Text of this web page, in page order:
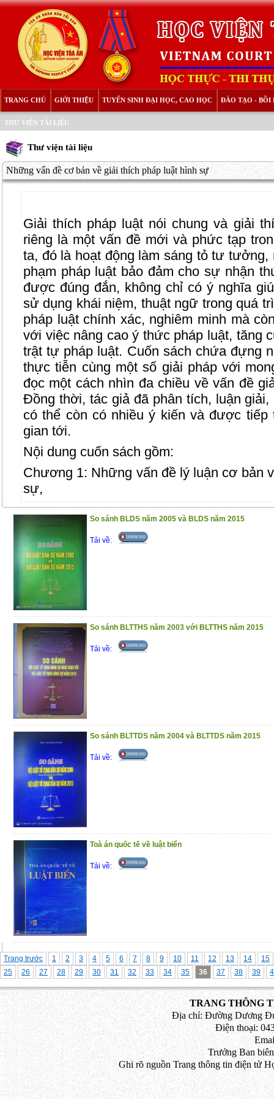
TRANG CHỦ GIỚI THIỆU TUYỂN SINH ĐẠI HỌC, CAO HỌC ĐÀO TẠO - BỒI
THƯ VIỆN TÀI LIỆU
Thư viện tài liệu
Những vấn đề cơ bản về giải thích pháp luật hình sự
Giải thích pháp luật nói chung và giải
riêng là một vấn đề mới và phức tạp
ta, đó là hoạt động làm sáng tỏ tư tưởng,
phạm pháp luật bảo đảm cho sự nhận
được đúng đắn, không chỉ có ý nghĩa
sử dụng khái niệm, thuật ngữ trong quá
pháp luật chính xác, nghiêm minh mà
với việc nâng cao ý thức pháp luật, tăng
trật tự pháp luật. Cuốn sách chứa đựng
thực tiễn cùng một số giải pháp với
đọc một cách nhìn đa chiều về vấn đề
Đồng thời, tác giả đã phân tích, luận
có thể còn có nhiều ý kiến và được tiếp
gian tới.
Nội dung cuốn sách gồm:
Chương 1: Những vấn đề lý luận cơ bản
sự,
Chương 2: Thực trạng giải thích pháp
Chương 3: Một số giải pháp tăng cường
thức pháp luật hình sự ở Việt Nam
(2/12/2020)
So sánh BLDS năm 2005 và BLDS năm 2015
Tải về:
So sánh BLTTHS năm 2003 với BLTTHS năm 2015
Tải về:
So sánh BLTTDS năm 2004 và BLTTDS năm 2015
Tải về:
Toà án quốc tế về luật biển
Tải về:
Trang trước 1 2 3 4 5 6 7 8 9 10 11 12 13 14
15
25
26 27 28 29 30 31 32 33 34 35 36 37 38 39
TRANG THÔNG
Địa chỉ: Đường Dương
Điện thoại:
Trưởng Ban
Ghi rõ nguồn Trang thông tin điện tử